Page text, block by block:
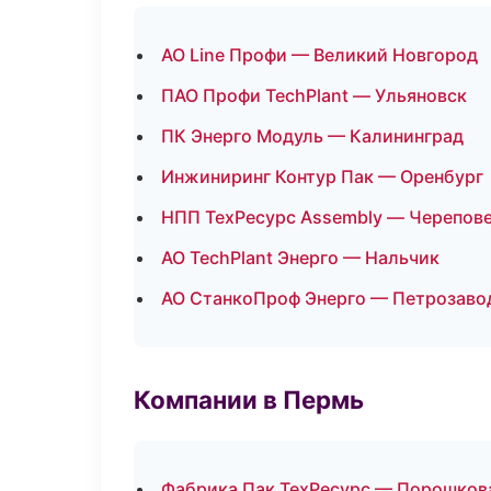
АО Line Профи — Великий Новгород
ПАО Профи TechPlant — Ульяновск
ПК Энерго Модуль — Калининград
Инжиниринг Контур Пак — Оренбург
НПП ТехРесурс Assembly —
АО TechPlant Энерго — Нальчик
АО СтанкоПроф Энерго —
Компании в Пермь